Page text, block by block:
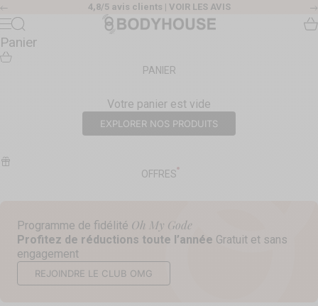
Passer au contenu
Précédent 4,8/5 avis clients | VOIR LES AVIS
Body House
Menu
Recherche
Panier
PANIER
Votre panier est vide
EXPLORER NOS PRODUITS
OFFRES
Programme de fidélité Oh My Gode
Profitez de réductions toute l’année Gratuit et sans
engagement
REJOINDRE LE CLUB OMG